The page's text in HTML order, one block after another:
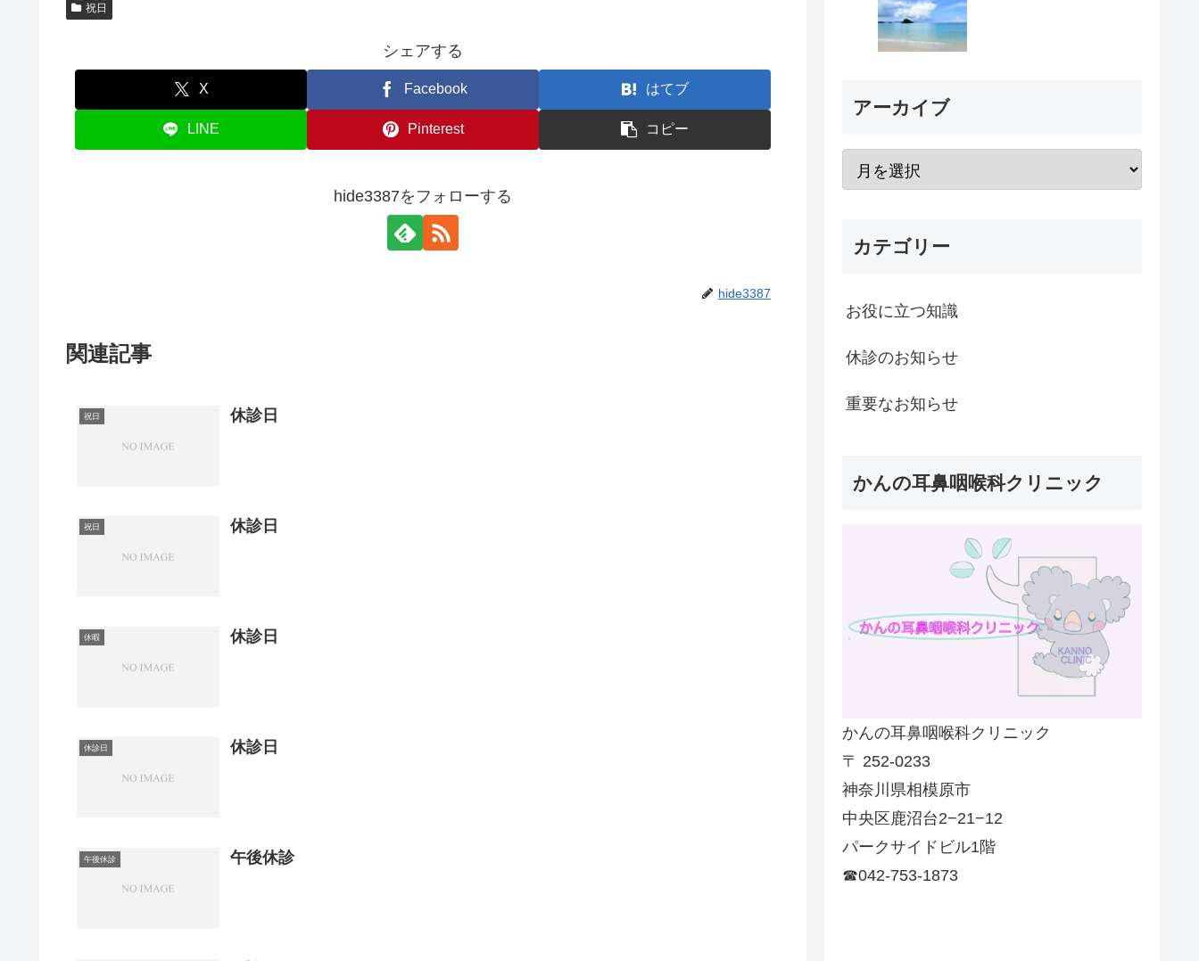
祝日
シェアする
X Facebook はてブ
LINE Pinterest コピー
hide3387をフォローする
hide3387
関連記事
祝日 休診日
祝日 休診日
休暇 休診日
休診日 休診日
午後休診 午後休診
アーカイブ
カテゴリー
お役に立つ知識
休診のお知らせ
重要なお知らせ
かんの耳鼻咽喉科クリニック
かんの耳鼻咽喉科クリニック
〒 252-0233
神奈川県相模原市
中央区鹿沼台2−21−12
パークサイドビル1階
☎042-753-1873